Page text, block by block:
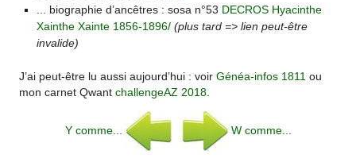
... biographie d’ancêtres : sosa n°53 DECROS Hyacinthe
Xainthe Xainte 1856-1896/ (plus tard => lien peut-être
invalide)
J’ai peut-être lu aussi aujourd’hui : voirGénéa-infos 1811 ou
mon carnet QwantchallengeAZ 2018
Y comme... W comme...